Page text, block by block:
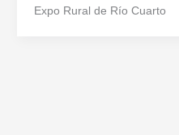
Expo Rural de Río Cuarto